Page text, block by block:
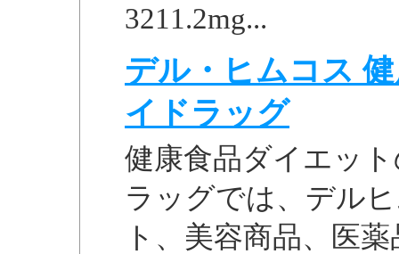
3211.2mg...
デル・ヒムコス
イドラッグ
健康食品ダイエッ
ラッグでは、デル
ト、美容商品、医